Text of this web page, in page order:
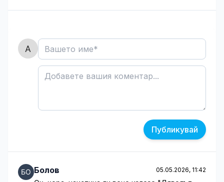
Публикувай
Болов 05.05.2026, 11:42